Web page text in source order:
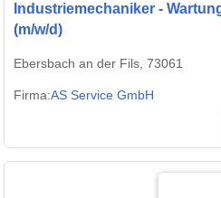
Industriemechaniker -
(m/w/d)
Ebersbach an der Fils, 73061
Firma:AS Service GmbH